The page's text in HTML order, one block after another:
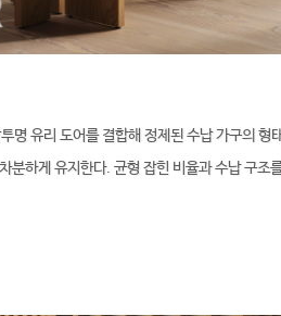
명 유리 도어를 결합해 정제된 수납 가구의 형
분하게 유지한다. 균형 잡힌 비율과 수납 구조